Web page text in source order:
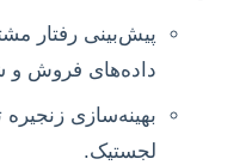
پیش‌بینی رفتار
داده‌های فروش و
بهینه‌سازی زنجیره
لجستیک.